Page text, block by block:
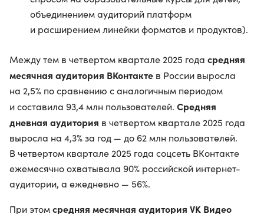
объединением аудиторий платформ
и расширением линейки форматов и продуктов).
Между тем в четвертом квартале 2025 года средняя
месячная аудитория ВКонтакте в России выросла
на 2,5% по сравнению с аналогичным периодом
и составила 93,4 млн пользователей. Средняя
дневная аудитория в четвертом квартале 2025 года
выросла на 4,3% за год — до 62 млн пользователей.
В четвертом квартале 2025 года соцсеть ВКонтакте
ежемесячно охватывала 90% российской интернет-
аудитории, а ежедневно — 56%.
При этомсредняя месячная аудитория VK Видео